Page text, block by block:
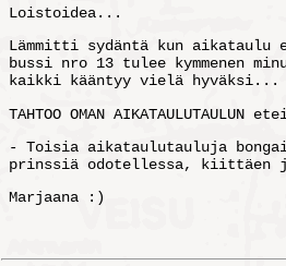
Loistoidea...
Lämmitti sydäntä kun aikataulu
bussi nro 13 tulee kymmenen
kaikki kääntyy vielä
TAHTOO OMAN AIKATAULUTAULUN
- Toisia aikataulutauluja
prinssiä odotellessa, kiittäen
Marjaana :)